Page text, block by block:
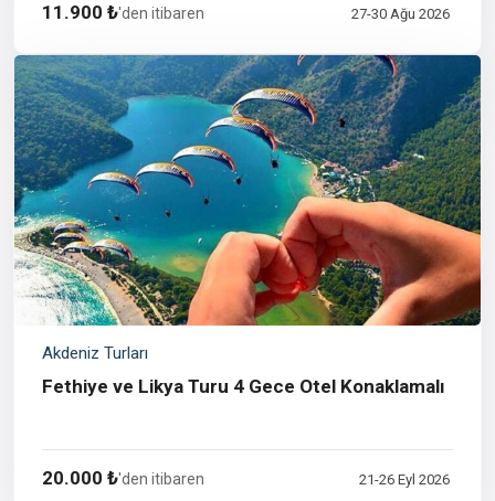
11.900 ₺'den itibaren 27-30 Ağu 2026
Akdeniz Turları
Fethiye ve Likya Turu 4 Gece Otel Konaklamalı
20.000 ₺'den itibaren 21-26 Eyl 2026